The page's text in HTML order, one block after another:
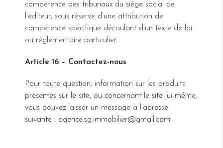
compétence des tribunaux du siège social de
l’éditeur, sous réserve d’une attribution de
compétence spécifique découlant d’un texte de loi
ou réglementaire particulier.
Article 16 – Contactez-nous
Pour toute question, information sur les produits
présentés sur le site, ou concernant le site lui-même,
vous pouvez laisser un message à l’adresse
suivante : agence.sg.immobilier@gmail.com.